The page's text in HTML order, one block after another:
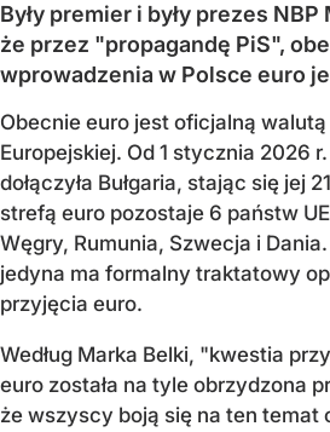
Były premier i były prezes
że przez "propagandę PiS",
wprowadzenia w Polsce euro
Obecnie euro jest oficjalną walutą
Europejskiej. Od 1 stycznia 2026
dołączyła Bułgaria, stając się jej
strefą euro pozostaje 6 państw
Węgry, Rumunia, Szwecja i Dania
jedyna ma formalny traktatowy
przyjęcia euro.
Według Marka Belki, "kwestia
euro została na tyle obrzydzona
że wszyscy boją się na ten temat